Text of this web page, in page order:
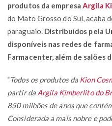
produtos da empresa Argila
do Mato Grosso do Sul, acaba
paraguaio. Distribuídos pela
disponíveis nas redes de
Farmacenter, além de salões
"Todos os produtos da Kion
partir da Argila Kimberlito do
850 milhões de anos que
Considerada a mais nobre e